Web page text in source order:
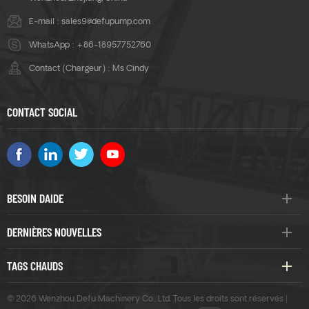
E-mail : sales9@defupump.com
WhatsApp : +86-18957752760
Contact (Chargeur) : Ms Cindy
CONTACT SOCIAL
BESOIN DAIDE
DERNIÈRES NOUVELLES
TAGS CHAUDS
© 2026 Wenzhou Defu Machinery Co., Ltd. Tous les droits sont réservés |